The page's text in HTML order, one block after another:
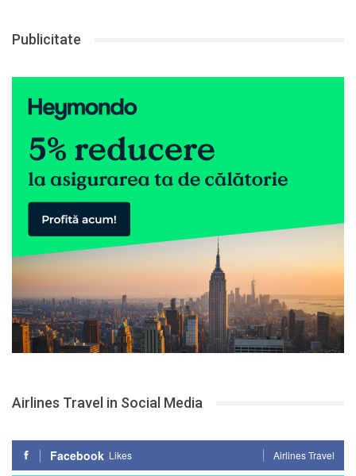
Publicitate
Airlines Travel in Social Media
Facebook Likes Airlines Travel